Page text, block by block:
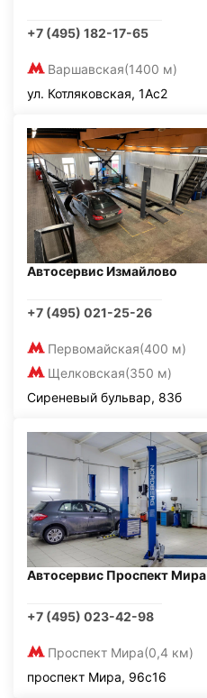
+7 (495) 182-17-65
Варшавская(1400 м)
ул. Котляковская, 1Ас2
Автосервис Измайлово
+7 (495) 021-25-26
Первомайская(400 м)
Щелковская(350 м)
Сиреневый бульвар, 83б
Автосервис Проспект Мира
+7 (495) 023-42-98
Проспект Мира(0,4 км)
проспект Мира, 96с16